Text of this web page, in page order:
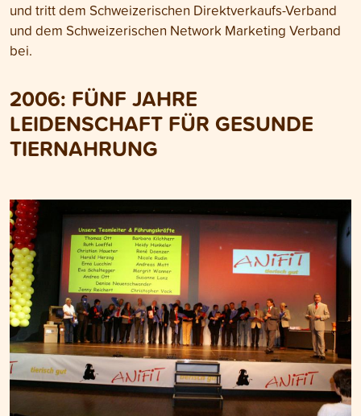
und tritt dem Schweizerischen Direktverkaufs-Verband
und dem Schweizerischen Network Marketing Verband
bei.
2006: FÜNF JAHRE
LEIDENSCHAFT FÜR GESUNDE
TIERNAHRUNG